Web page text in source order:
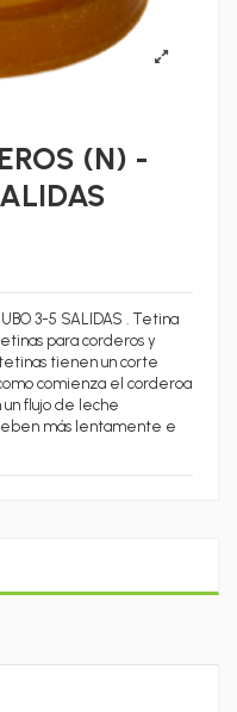
(N) -
3-5 SALIDAS . Tetina
para corderos y
tetinas tienen un corte
comienza el corderoa
un flujo de leche
más lentamente e